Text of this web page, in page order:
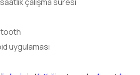
uygulaması